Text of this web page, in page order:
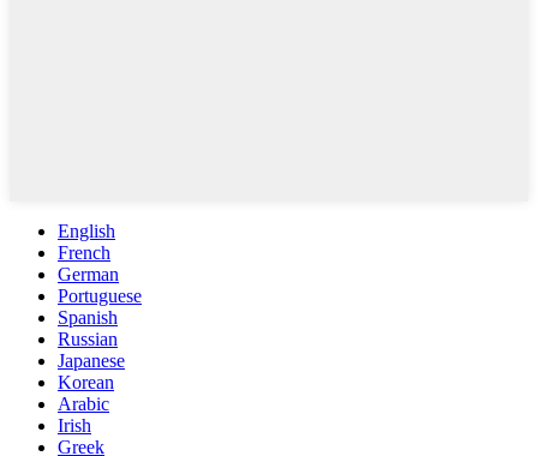
English
French
German
Portuguese
Spanish
Russian
Japanese
Korean
Arabic
Irish
Greek